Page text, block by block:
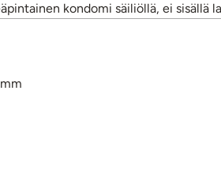
kondomi säiliöllä, ei sisällä